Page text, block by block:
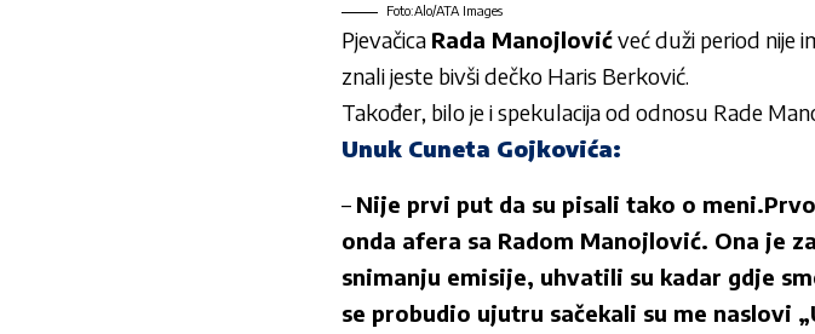
Foto:Alo/ATA Images
Pjevačica Rada Manojlovićveć duži period nije
znali jeste bivši dečko Haris Berković.
Također, bilo je i spekulacija od odnosu Rade
Unuk Cuneta Gojkovića:
– Nije prvi put da su pisali tako o
onda afera sa Radom Manojlović. Ona je
snimanju emisije, uhvatili su kadar gdje
se probudio ujutru sačekali su me naslovi